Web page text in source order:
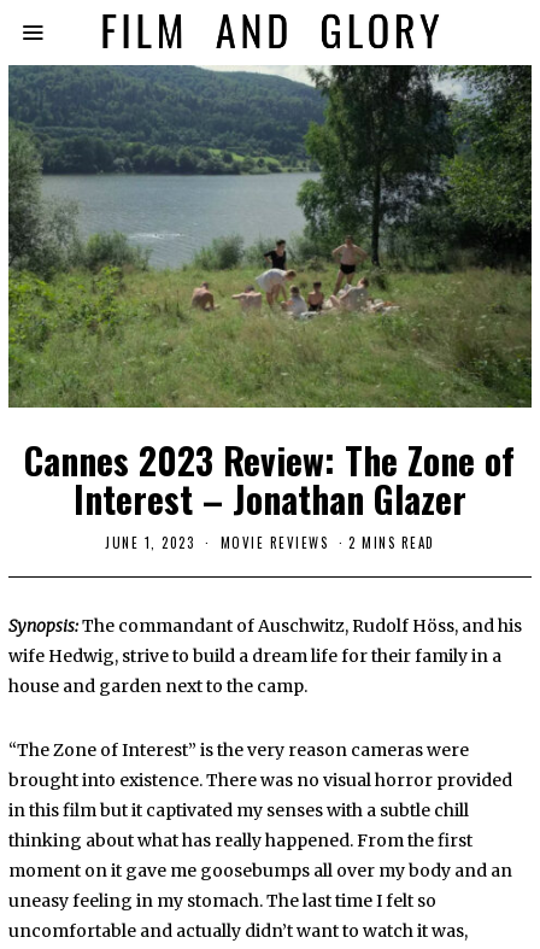
Cannes 2023 Review: The Zone of
Interest – Jonathan Glazer
JUNE 1, 2023 MOVIE REVIEWS 2 MINS READ
Synopsis:The commandant of Auschwitz, Rudolf Höss, and his
wife Hedwig, strive to build a dream life for their family in a
house and garden next to the camp.
“The Zone of Interest” is the very reason cameras were
brought into existence. There was no visual horror provided
in this film but it captivated my senses with a subtle chill
thinking about what has really happened. From the first
moment on it gave me goosebumps all over my body and an
uneasy feeling in my stomach. The last time I felt so
uncomfortable and actually didn’t want to watch it was,